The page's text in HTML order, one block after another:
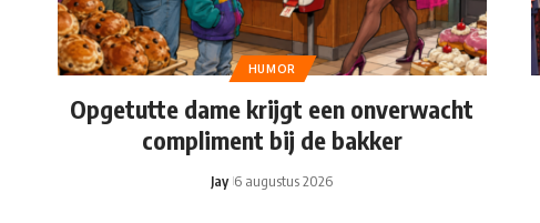
HUMOR
Opgetutte dame krijgt een onverwacht
compliment bij de bakker
Jay 6 augustus 2026